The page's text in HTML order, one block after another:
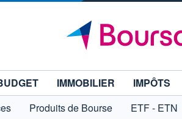
IMMOBILIER IMPÔTS
Produits de Bourse ETF - ETN